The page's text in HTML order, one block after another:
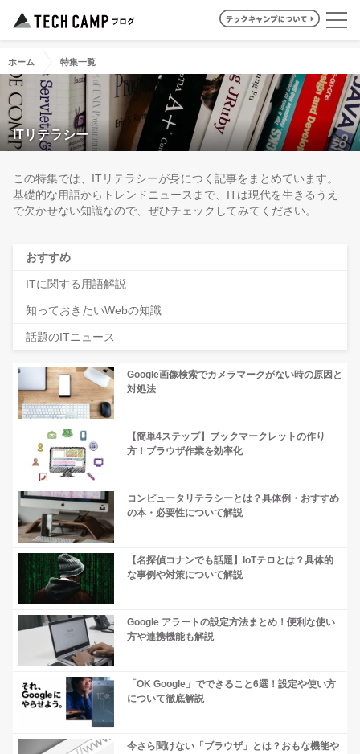
ホーム 特集一覧
ITリテラシー
この特集では、ITリテラシーが身につく記事をまとめています。
基礎的な用語からトレンドニュースまで、ITは現代を生きるうえ
で欠かせない知識なので、ぜひチェックしてみてください。
おすすめ
ITに関する用語解説
知っておきたいWebの知識
話題のITニュース
Google画像検索でカメラマークがない時の原因と
対処法
【簡単4ステップ】ブックマークレットの作り
方！ブラウザ作業を効率化
コンピュータリテラシーとは？具体例・おすすめ
の本・必要性について解説
【名探偵コナンでも話題】IoTテロとは？具体的
な事例や対策について解説
Google アラートの設定方法まとめ！便利な使い
方や連携機能も解説
「OK Google」でできること6選！設定や使い方
について徹底解説
今さら聞けない「ブラウザ」とは？おもな機能や